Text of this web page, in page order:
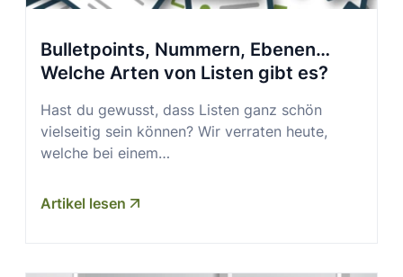
Bulletpoints, Nummern, Ebenen…
Welche Arten von Listen gibt es?
Hast du gewusst, dass Listen ganz schön
vielseitig sein können? Wir verraten heute,
welche bei einem…
Artikel lesen